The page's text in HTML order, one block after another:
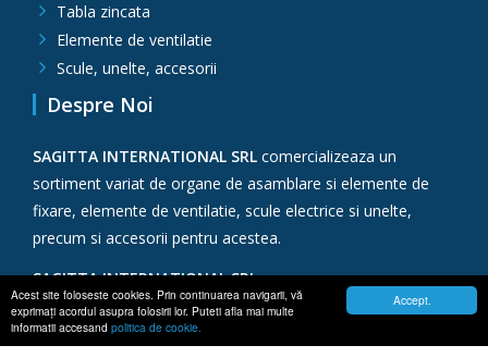
Accept.
Acest site foloseste cookies. Prin continuarea navigarii, vă
exprimaţi acordul asupra folosirii lor. Puteti afla mai multe
informatii accesand politica de cookie.
Tabla zincata
Elemente de ventilatie
Scule, unelte, accesorii
Despre Noi
SAGITTA INTERNATIONAL SRL comercializeaza un
sortiment variat de organe de asamblare si elemente de
fixare, elemente de ventilatie, scule electrice si unelte,
precum si accesorii pentru acestea.
SAGITTA INTERNATIONAL SRL
CUI:RO1568883